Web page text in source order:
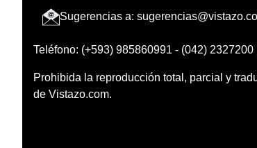
Sugerencias a:
Teléfono: (+593) 985860991 - (042)
Prohibida la reproducción total, parcial y
de Vistazo.com.